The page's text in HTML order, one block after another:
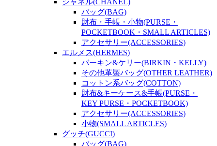
バッグ(BAG)
財布・手帳・小物(PURSE・
POCKETBOOK・SMALL ARTICLES)
アクセサリー(ACCESSORIES)
エルメス(HERMES)
バーキン&ケリー(BIRKIN・KELLY)
その他革製バッグ(OTHER LEATHER)
コットン系バッグ(COTTON)
財布&キーケース&手帳(PURSE・
KEY PURSE・POCKETBOOK)
アクセサリー(ACCESSORIES)
小物(SMALL ARTICLES)
グッチ(GUCCI)
バッグ(BAG)